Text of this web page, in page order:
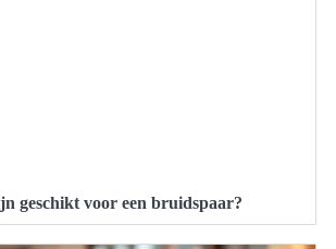
geschikt voor een bruidspaar?